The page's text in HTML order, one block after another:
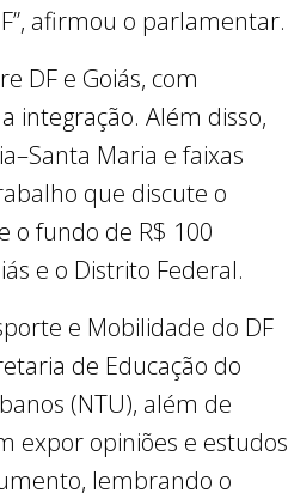
afirmou o parlamentar.
DF e Goiás, com
integração. Além disso,
Maria e faixas
que discute o
o fundo de R$ 100
e o Distrito Federal.
e Mobilidade do DF
de Educação do
(NTU), além de
expor opiniões e estudos
lembrando o